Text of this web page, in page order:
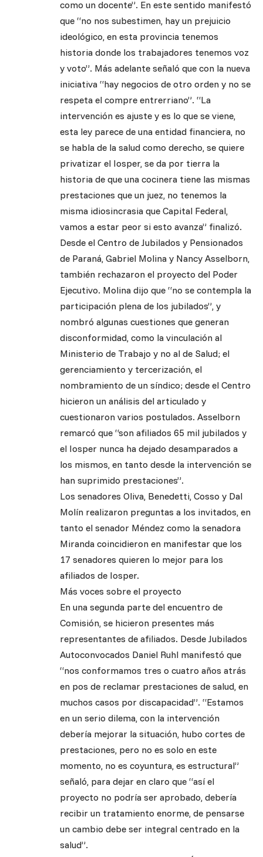
como un docente”. En este sentido manifestó
que “no nos subestimen, hay un prejuicio
ideológico, en esta provincia tenemos
historia donde los trabajadores tenemos voz
y voto”. Más adelante señaló que con la nueva
iniciativa “hay negocios de otro orden y no se
respeta el compre entrerriano”. “La
intervención es ajuste y es lo que se viene,
esta ley parece de una entidad financiera, no
se habla de la salud como derecho, se quiere
privatizar el Iosper, se da por tierra la
historia de que una cocinera tiene las mismas
prestaciones que un juez, no tenemos la
misma idiosincrasia que Capital Federal,
vamos a estar peor si esto avanza” finalizó.
Desde el Centro de Jubilados y Pensionados
de Paraná, Gabriel Molina y Nancy Asselborn,
también rechazaron el proyecto del Poder
Ejecutivo. Molina dijo que “no se contempla la
participación plena de los jubilados”, y
nombró algunas cuestiones que generan
disconformidad, como la vinculación al
Ministerio de Trabajo y no al de Salud; el
gerenciamiento y tercerización, el
nombramiento de un síndico; desde el Centro
hicieron un análisis del articulado y
cuestionaron varios postulados. Asselborn
remarcó que “son afiliados 65 mil jubilados y
el Iosper nunca ha dejado desamparados a
los mismos, en tanto desde la intervención se
han suprimido prestaciones”.
Los senadores Oliva, Benedetti, Cosso y Dal
Molín realizaron preguntas a los invitados, en
tanto el senador Méndez como la senadora
Miranda coincidieron en manifestar que los
17 senadores quieren lo mejor para los
afiliados de Iosper.
Más voces sobre el proyecto
En una segunda parte del encuentro de
Comisión, se hicieron presentes más
representantes de afiliados. Desde Jubilados
Autoconvocados Daniel Ruhl manifestó que
“nos conformamos tres o cuatro años atrás
en pos de reclamar prestaciones de salud, en
muchos casos por discapacidad”. “Estamos
en un serio dilema, con la intervención
debería mejorar la situación, hubo cortes de
prestaciones, pero no es solo en este
momento, no es coyuntura, es estructural”
señaló, para dejar en claro que “así el
proyecto no podría ser aprobado, debería
recibir un tratamiento enorme, de pensarse
un cambio debe ser integral centrado en la
salud”.